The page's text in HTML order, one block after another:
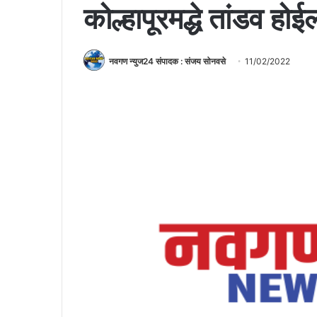
कोल्हापूरमद्धे तांडव
नवगण न्युज24 संपादक : संजय सोनवसे 11/02/2022